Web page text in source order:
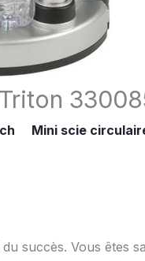
Mini scie
succès. Vous êtes